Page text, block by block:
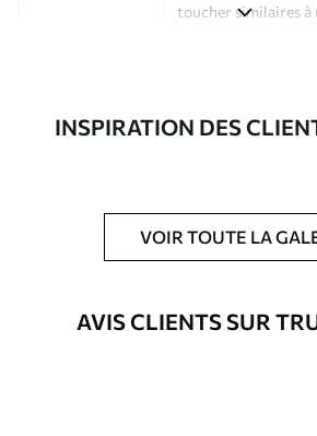
toucher similaires à
Possibilité d'ajouter
protecteur pour
du tableau.
Matériaux disponibles
INSPIRATION DES
VOIR TOUTE LA
AVIS CLIENTS SUR